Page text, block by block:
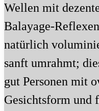
Wellen mit
Balayage-
natürlich
sanft umrahmt;
gut Personen mit
Gesichtsform und